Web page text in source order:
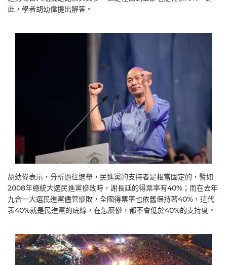
此，學者胡幼偉提出解答。
胡幼偉表示，分析過往選舉，民進黨的支持者是相當固定的，譬如
2008年總統大選民進黨慘敗時，謝長廷的得票率有40%；而在去年
九合一大選民進黨儘管慘敗，全國得票率也依舊保持著40%，這代
表40%就是民進黨的底線，在怎麼慘，都不會低於40%的支持度。